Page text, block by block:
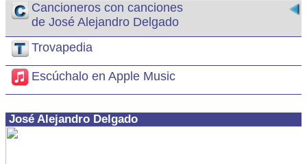
Cancioneros con canciones
de José Alejandro Delgado
Trovapedia
Escúchalo en Apple Music
José Alejandro Delgado